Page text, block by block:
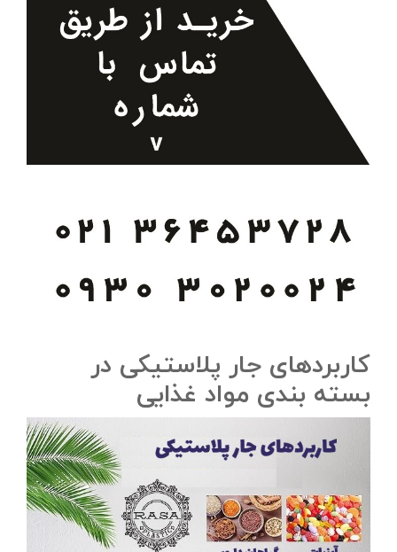
کاربردهای جار پلاستیکی در
بسته بندی مواد غذایی